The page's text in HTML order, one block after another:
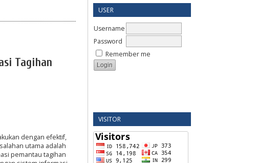
USER
Username
Password
Remember me
VISITOR
Tagihan
dengan efektif,
utama adalah
pemantau tagihan